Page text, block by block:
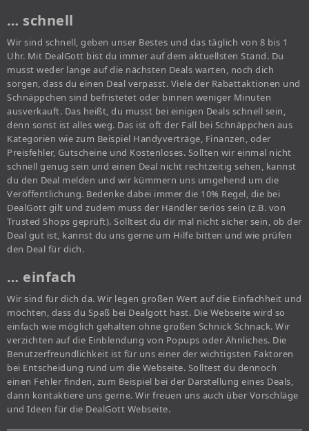
… schnell
Wir sind schnell, geben unser Bestes und das täglich von 8 bis 1
Uhr. Mit DealGott bist du immer auf dem aktuellsten Stand. Du
musst weder lange auf die nächsten Deals warten, noch dich
sorgen, dass du einen Deal verpasst. Viele der Rabattaktionen und
Schnäppchen sind befristetet oder binnen weniger Minuten
ausverkauft. Das heißt, du musst bei einigen Deals schnell sein,
denn sonst ist alles weg. Das ist oft der Fall bei Schnäppchen aus
Kategorien wie zum Beispiel Handyverträge, Finanzen, oder
Preisfehler, Gutscheine und Kostenloses. Sollten wir einmal nicht
schnell genug sein und einen Deal nicht rechtzeitig sehen, kannst
du den Deal melden und wir kümmern uns umgehend um die
Veröffentlichung. Bedenke dabei immer die 10% Regel, die bei
DealGott gilt und zudem muss der Händler seriös sein (z.B. von
Trusted Shops geprüft). Solltest du dir mal nicht sicher sein, ob der
Deal gut ist, kannst du uns gerne um Hilfe bitten und wie prüfen
den Deal für dich.
… einfach
Wir sind für dich da. Wir legen großen Wert auf die Einfachheit und
möchten, dass du Spaß bei Dealgott hast. Die Webseite wird so
einfach wie möglich gehalten ohne großen Schnick Schnack. Wir
verzichten auf die Einblendung von Popups oder Ähnliches. Die
Benutzerfreundlichkeit ist für uns einer der wichtigsten Faktoren
bei Entscheidung rund um die Webseite. Solltest du dennoch
einen Fehler finden, zum Beispiel bei der Darstellung eines Deals,
dann kontaktiere uns gerne. Wir freuen uns auch über Vorschläge
und Ideen für die DealGott Webseite.